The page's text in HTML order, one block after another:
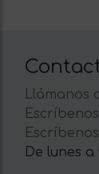
Llámanos
Escríbenos
De lunes a